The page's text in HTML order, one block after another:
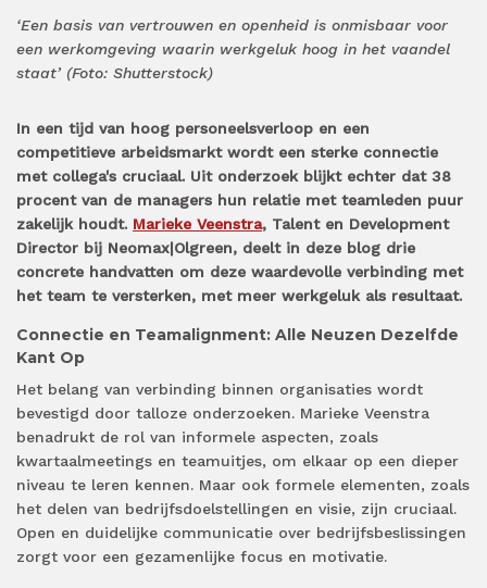
‘Een basis van vertrouwen en openheid is onmisbaar voor
een werkomgeving waarin werkgeluk hoog in het vaandel
staat’ (Foto: Shutterstock)
In een tijd van hoog personeelsverloop en een
competitieve arbeidsmarkt wordt een sterke connectie
met collega's cruciaal. Uit onderzoek blijkt echter dat 38
procent van de managers hun relatie met teamleden puur
zakelijk houdt. Marieke Veenstra, Talent en Development
Director bij Neomax|Olgreen, deelt in deze blog drie
concrete handvatten om deze waardevolle verbinding met
het team te versterken, met meer werkgeluk als resultaat.
Connectie en Teamalignment: Alle Neuzen Dezelfde
Kant Op
Het belang van verbinding binnen organisaties wordt
bevestigd door talloze onderzoeken. Marieke Veenstra
benadrukt de rol van informele aspecten, zoals
kwartaalmeetings en teamuitjes, om elkaar op een dieper
niveau te leren kennen. Maar ook formele elementen, zoals
het delen van bedrijfsdoelstellingen en visie, zijn cruciaal.
Open en duidelijke communicatie over bedrijfsbeslissingen
zorgt voor een gezamenlijke focus en motivatie.